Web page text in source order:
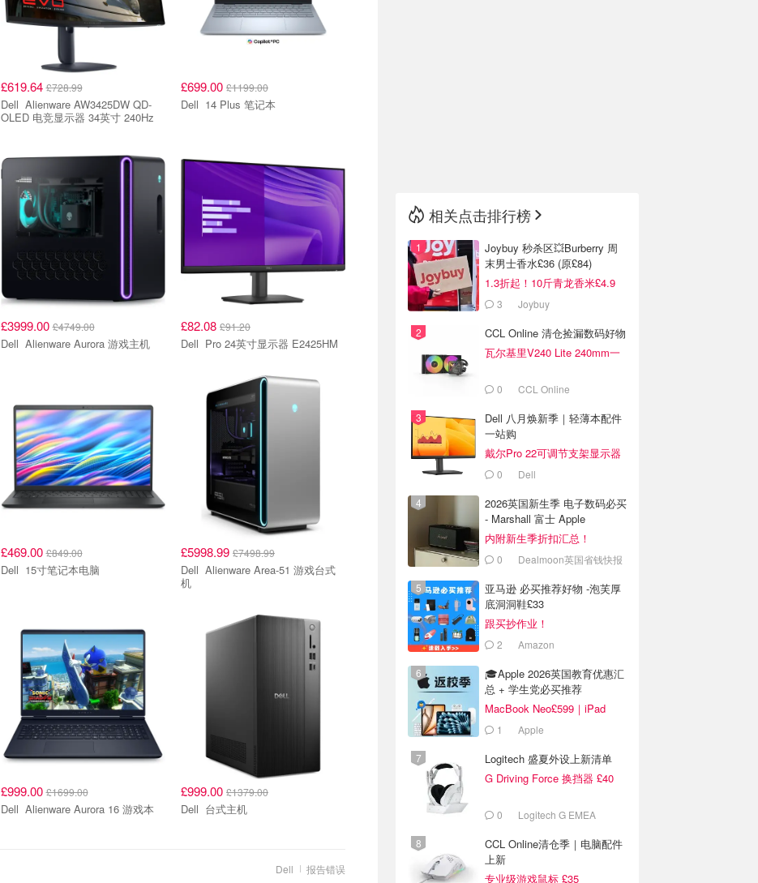
£619.64£728.99
Dell Alienware AW3425DW QD-
OLED 电竞显示器 34英寸 240Hz
£699.00 £1199.00
Dell 14 Plus 笔记本
£3999.00£4749.00
Dell Alienware Aurora 游戏主机
£82.08 £91.20
Dell Pro 24英寸显示器 E2425HM
£469.00£849.00
Dell 15寸笔记本电脑
£5998.99 £7498.99
Dell Alienware Area-51 游戏台式
机
£999.00£1699.00
Dell Alienware Aurora 16 游戏本
£999.00 £1379.00
Dell 台式主机
报告错误
Dell
相关点击排行榜
Joybuy 秒杀区💥Burberry 周
末男士香水£36 (原£84)
1.3折起！10斤青龙香米£4.9
3 Joybuy
CCL Online 清仓捡漏数码好物
瓦尔基里V240 Lite 240mm一
0 CCL Online
Dell 八月焕新季｜轻薄本配件
一站购
戴尔Pro 22可调节支架显示器
£760 Dell
2026英国新生季 电子数码必买
- Marshall 富士 Apple
内附新生季折扣汇总！
0 Dealmoon英国省钱快报
亚马逊 必买推荐好物 -泡芙厚
底洞洞鞋£33
跟买抄作业！
2 Amazon
🎓Apple 2026英国教育优惠汇
总 + 学生党必买推荐
MacBook Neo£599｜iPad
Air£699
1 Apple
Logitech 盛夏外设上新清单
G Driving Force 换挡器 £40
0 Logitech G EMEA
CCL Online清仓季｜电脑配件
上新
专业级游戏鼠标 £35